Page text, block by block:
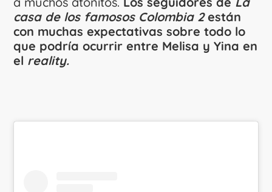
casa de los famosos Colombia 2están
con muchas expectativas sobre todo lo
que podría ocurrir entre Melisa y Yina en
el reality.